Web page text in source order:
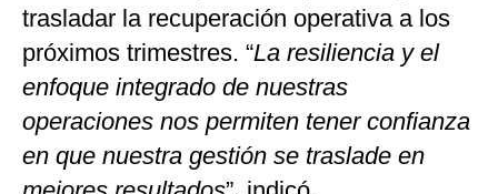
trasladar la recuperación operativa a los
próximos trimestres. “La resiliencia y el
enfoque integrado de nuestras
operaciones nos permiten tener confianza
en que nuestra gestión se traslade en